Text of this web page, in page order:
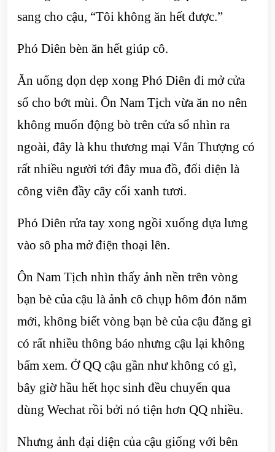
sang cho cậu, “Tôi không ăn hết được.”
Phó Diên bèn ăn hết giúp cô.
Ăn uống dọn dẹp xong Phó Diên đi mở cửa
sổ cho bớt mùi. Ôn Nam Tịch vừa ăn no nên
không muốn động bò trên cửa sổ nhìn ra
ngoài, đây là khu thương mại Vân Thượng có
rất nhiều người tới đây mua đồ, đối diện là
công viên đầy cây cối xanh tươi.
Phó Diên rửa tay xong ngồi xuống dựa lưng
vào sô pha mở điện thoại lên.
Ôn Nam Tịch nhìn thấy ảnh nền trên vòng
bạn bè của cậu là ảnh cô chụp hôm đón năm
mới, không biết vòng bạn bè của cậu đăng gì
có rất nhiều thông báo nhưng cậu lại không
bấm xem. Ở QQ cậu gần như không có gì,
bây giờ hầu hết học sinh đều chuyển qua
dùng Wechat rồi bởi nó tiện hơn QQ nhiều.
Nhưng ảnh đại diện của cậu giống với bên